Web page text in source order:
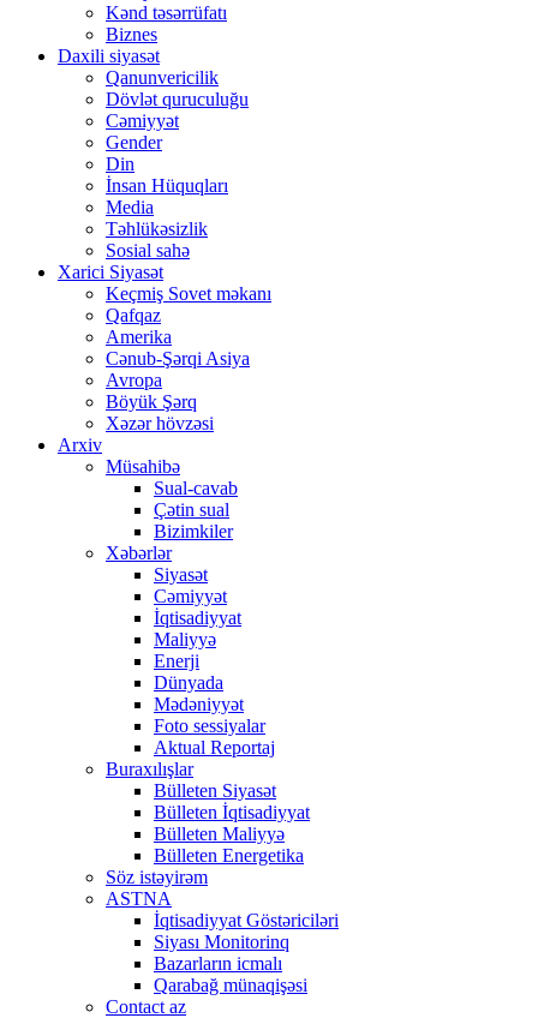
Kənd təsərrüfatı
Biznes
Daxili siyasət
Qanunvericilik
Dövlət quruculuğu
Cəmiyyət
Gender
Din
İnsan Hüquqları
Media
Təhlükəsizlik
Sosial sahə
Xarici Siyasət
Keçmiş Sovet məkanı
Qafqaz
Amerika
Cənub-Şərqi Asiya
Avropa
Böyük Şərq
Xəzər hövzəsi
Arxiv
Müsahibə
Sual-cavab
Çətin sual
Bizimkiler
Xəbərlər
Siyasət
Cəmiyyət
İqtisadiyyat
Maliyyə
Enerji
Dünyada
Mədəniyyət
Foto sessiyalar
Aktual Reportaj
Buraxılışlar
Bülleten Siyasət
Bülleten İqtisadiyyat
Bülleten Maliyyə
Bülleten Energetika
Söz istəyirəm
ASTNA
İqtisadiyyat Göstəriciləri
Siyası Monitorinq
Bazarların icmalı
Qarabağ münaqişəsi
Contact az